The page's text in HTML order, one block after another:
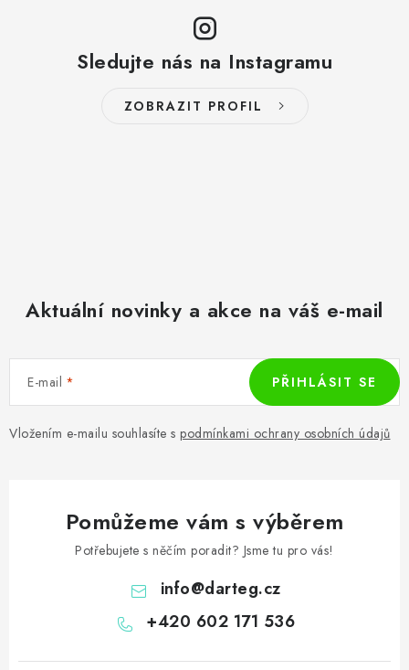
Sledujte nás na Instagramu
ZOBRAZIT PROFIL
Aktuální novinky a akce na váš e-mail
E-mail
Vložením e-mailu souhlasíte s podmínkami ochrany osobních údajů
PŘIHLÁSIT SE
Pomůžeme vám s výběrem
Potřebujete s něčím poradit? Jsme tu pro vás!
info@darteg.cz
+420 602 171 536